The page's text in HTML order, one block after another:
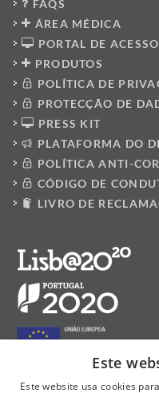
FAQS
ÁREA MÉDICA
PORTAL DE ACESSO
PRODUTOS
POLÍTICA DE
PROTECÇÃO DE
PRESS KIT
PLATAFORMA DO
POLÍTICA ANTI-
CÓDIGO DE
LIVRO DE
Este
Este website usa cookies